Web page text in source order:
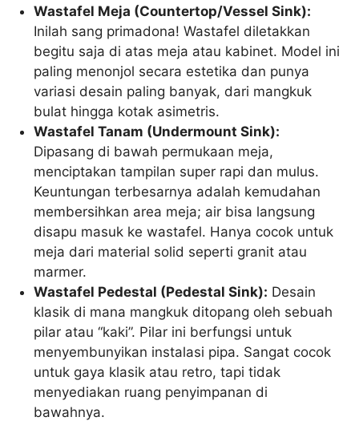
Wastafel Meja (Countertop/Vessel Sink):
Inilah sang primadona! Wastafel diletakkan
begitu saja di atas meja atau kabinet. Model ini
paling menonjol secara estetika dan punya
variasi desain paling banyak, dari mangkuk
bulat hingga kotak asimetris.
Wastafel Tanam (Undermount Sink):
Dipasang di bawah permukaan meja,
menciptakan tampilan super rapi dan mulus.
Keuntungan terbesarnya adalah kemudahan
membersihkan area meja; air bisa langsung
disapu masuk ke wastafel. Hanya cocok untuk
meja dari material solid seperti granit atau
marmer.
Wastafel Pedestal (Pedestal Sink): Desain
klasik di mana mangkuk ditopang oleh sebuah
pilar atau “kaki”. Pilar ini berfungsi untuk
menyembunyikan instalasi pipa. Sangat cocok
untuk gaya klasik atau retro, tapi tidak
menyediakan ruang penyimpanan di
bawahnya.